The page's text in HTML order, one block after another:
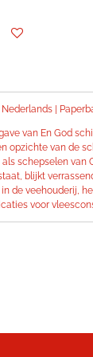
|
van En God
opzichte van de
schepselen van
blijkt
de veehouderij,
voor